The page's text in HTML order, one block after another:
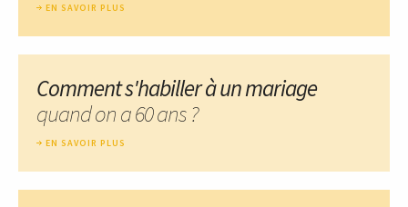
EN SAVOIR PLUS
Comment s'habiller à un mariage
quand on a 60 ans ?
EN SAVOIR PLUS